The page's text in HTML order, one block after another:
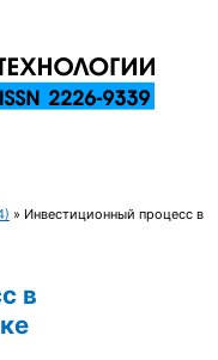
» Инвестиционный процесс в
в